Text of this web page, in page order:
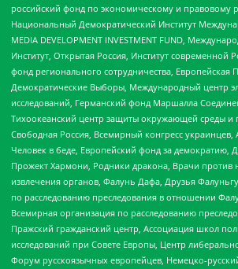
российский фонд по экономическому и правовому
Национальный Демократический Институт
MEDIA DEVELOPMENT INVESTMENT FUND,
Институт, Открытая Россия, Институт современной
фонд регионального сотрудничества, Европейская
Демократические Выборы, Международный центр
исследований, Германский фонд Маршалла
Тихоокеанский центр защиты окружающей среды и
Свободная Россия, Всемирный конгресс украинцев,
Человек в беде, Европейский фонд за демократию,
Прожект Хармони, Родники дракона, Врачи против
извлечения органов, Фалунь Дафа, Друзья
по расследованию преследования в отношении
Всемирная организация по расследованию
Пражский гражданский центр, Ассоциация школ
исследований при Совете Европы, Центр
Форум русскоязычных европейцев, Немецко-